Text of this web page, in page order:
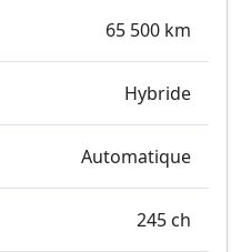
65 500 km
Hybride
Automatique
245 ch